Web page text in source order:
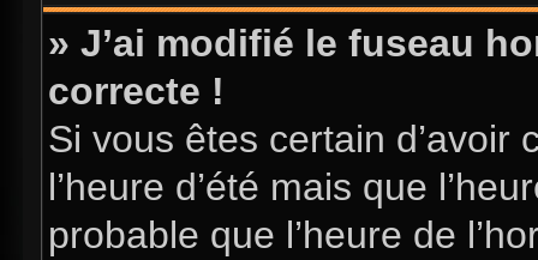
» J’ai modifié le fuseau
correcte !
Si vous êtes certain
l’heure d’été mais que
probable que l’heure de